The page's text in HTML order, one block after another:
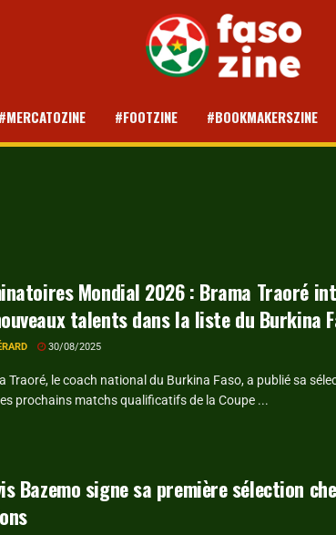
#MERCATOZINE #FOOTZINE #BOOKMAKERSZINE
Mondial 2026 : Brama Traoré
talents dans la liste du Burkina
30/08/2025
Traoré, le coach national du Burkina Faso, a publié sa
prochains matchs qualificatifs de la Coupe ...
Bazemo signe sa première sélection